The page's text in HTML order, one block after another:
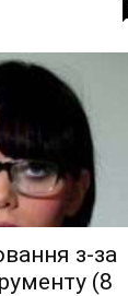
з-за
(8